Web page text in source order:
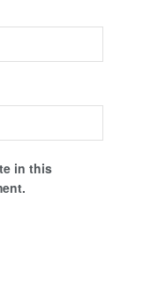
in this